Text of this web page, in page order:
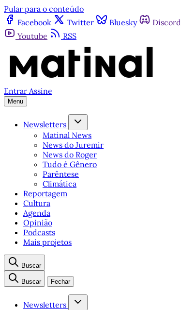
Pular para o conteúdo
Facebook
Twitter Bluesky Discord
Youtube
RSS
Entrar Assine
Menu
Newsletters
Matinal News
News do Juremir
News do Roger
Tudo é Gênero
Parêntese
Climática
Reportagem
Cultura
Agenda
Opinião
Podcasts
Mais projetos
Buscar
Buscar Fechar
Newsletters